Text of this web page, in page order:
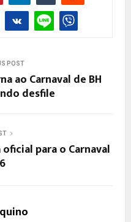
POST
ao Carnaval de BH
desfile
para o Carnaval